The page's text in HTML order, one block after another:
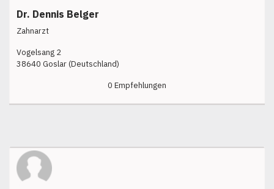
Dr. Dennis Belger
Zahnarzt
Vogelsang 2
38640 Goslar (Deutschland)
0 Empfehlungen